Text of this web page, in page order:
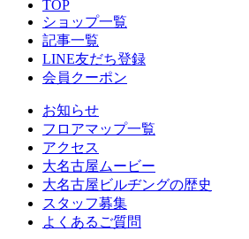
TOP
ショップ一覧
記事一覧
LINE友だち登録
会員クーポン
お知らせ
フロアマップ一覧
アクセス
大名古屋ムービー
大名古屋ビルヂングの歴史
スタッフ募集
よくあるご質問